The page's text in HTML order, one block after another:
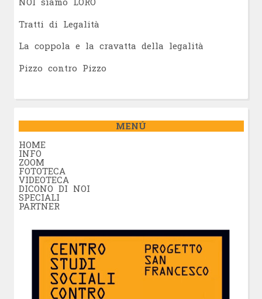
Tratti di Legalità
La coppola e la cravatta della legalità
Pizzo contro Pizzo
MENÚ
HOME
INFO
ZOOM
FOTOTECA
VIDEOTECA
DICONO DI NOI
SPECIALI
PARTNER